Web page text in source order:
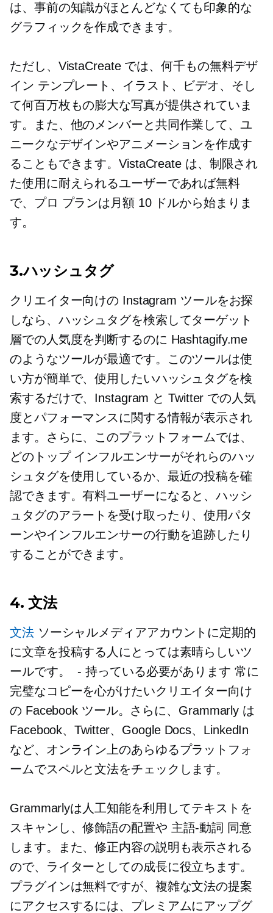
は、事前の知識がほとんどなくても印象的な
グラフィックを作成できます。
ただし、VistaCreate では、何千もの無料デザ
イン テンプレート、イラスト、ビデオ、そし
て何百万枚もの膨大な写真が提供されていま
す。また、他のメンバーと共同作業して、ユ
ニークなデザインやアニメーションを作成す
ることもできます。VistaCreate は、制限され
た使用に耐えられるユーザーであれば無料
で、プロ プランは月額 10 ドルから始まりま
す。
3.ハッシュタグ
クリエイター向けの Instagram ツールをお探
しなら、ハッシュタグを検索してターゲット
層での人気度を判断するのに Hashtagify.me
のようなツールが最適です。このツールは使
い方が簡単で、使用したいハッシュタグを検
索するだけで、Instagram と Twitter での人気
度とパフォーマンスに関する情報が表示され
ます。さらに、このプラットフォームでは、
どのトップ インフルエンサーがそれらのハッ
シュタグを使用しているか、最近の投稿を確
認できます。有料ユーザーになると、ハッシ
ュタグのアラートを受け取ったり、使用パタ
ーンやインフルエンサーの行動を追跡したり
することができます。
4. 文法
文法ソーシャルメディアアカウントに定期的
に文章を投稿する人にとっては素晴らしいツ
ールです。
- 持っている必要があります 常に
完璧なコピーを心がけたいクリエイター向け
の Facebook ツール。さらに、Grammarly は
Facebook、Twitter、Google Docs、LinkedIn
など、オンライン上のあらゆるプラットフォ
ームでスペルと文法をチェックします。
Grammarlyは人工知能を利用してテキストを
スキャンし、修飾語の配置や 主語-動詞 同意
します。また、修正内容の説明も表示される
ので、ライターとしての成長に役立ちます。
プラグインは無料ですが、複雑な文法の提案
にアクセスするには、プレミアムにアップグ